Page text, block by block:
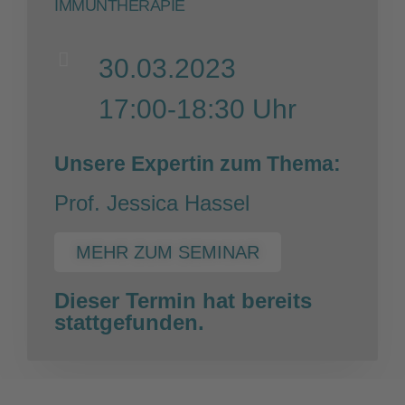
IMMUNTHERAPIE
30.03.2023
17:00-18:30 Uhr
Unsere Expertin zum Thema:
Prof. Jessica Hassel
MEHR ZUM SEMINAR
Dieser Termin hat bereits
stattgefunden.